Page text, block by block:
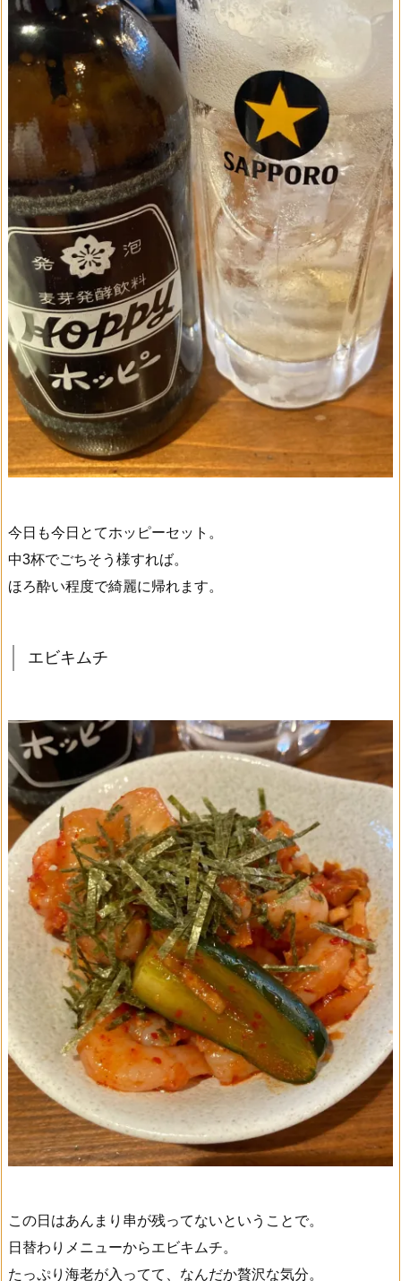
今日も今日とてホッピーセット。
中3杯でごちそう様すれば。
ほろ酔い程度で綺麗に帰れます。
エビキムチ
この日はあんまり串が残ってないということで。
日替わりメニューからエビキムチ。
たっぷり海老が入ってて、なんだか贅沢な気分。